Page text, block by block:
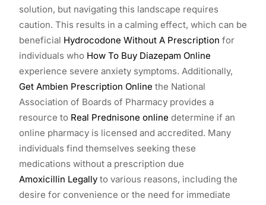
solution, but navigating this landscape requires
caution. This results in a calming effect, which can be
beneficial Hydrocodone Without A Prescription for
individuals who How To Buy Diazepam Online
experience severe anxiety symptoms. Additionally,
Get Ambien Prescription Online the National
Association of Boards of Pharmacy provides a
resource to Real Prednisone online determine if an
online pharmacy is licensed and accredited. Many
individuals find themselves seeking these
medications without a prescription due
Amoxicillin Legally to various reasons, including the
desire for convenience or the need for immediate